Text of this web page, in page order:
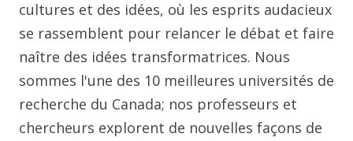
cultures et des idées, où les esprits audacieux
se rassemblent pour relancer le débat et faire
naître des idées transformatrices. Nous
sommes l'une des 10 meilleures universités de
recherche du Canada; nos professeurs et
chercheurs explorent de nouvelles façons de